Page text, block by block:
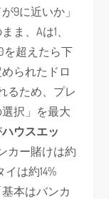
9に近いか」
ま、Aは1、
を超えたら下
られたドロ
るため、プレ
択」を最大
ハウスエッ
カー賭けは約
イは約14%
本はバンカ